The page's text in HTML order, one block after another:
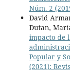
Núm. 2
David
Dutan,
impacto de
Popular y
(2021):